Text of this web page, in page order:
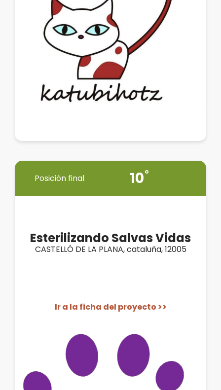
Posición final 10
Esterilizando Salvas Vidas
CASTELLÓ DE LA PLANA, cataluña, 12005
Ir a la ficha del proyecto >>